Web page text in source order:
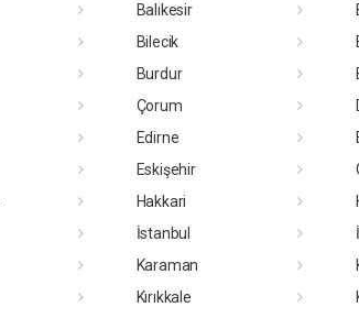
Balıkesir
Bilecik
Burdur
Çorum
Edirne
Eskişehir
Hakkari
İstanbul
Karaman
Kırıkkale